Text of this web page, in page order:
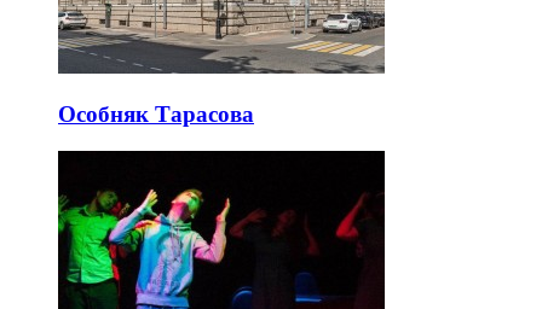
Особняк Тарасова